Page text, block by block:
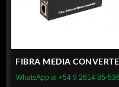
FIBRA MEDIA
GLC-MC-003
WhatsApp al +54 9 2614 85-